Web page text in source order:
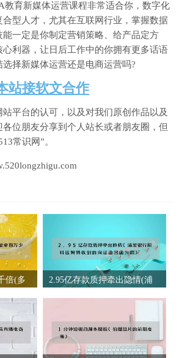
教育新媒体运营课程非常适合你，数字化
合型人才，尤其在互联网行业，掌握数据
一定是你制定营销策略、给产品定方
利器，让日后工作中的你拥有更多话语
择新媒体运营还是电商运营吗?
站接软文合作
站平台的认可，以及对我们原创作品以及
位朋友分享到个人站长或者朋友圈，但
常识网”。
倍(多
2.95亿存款质押牵出隐情(浦